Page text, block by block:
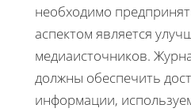
необходимо
аспектом является
медиаисточников.
должны обеспечить
информации,